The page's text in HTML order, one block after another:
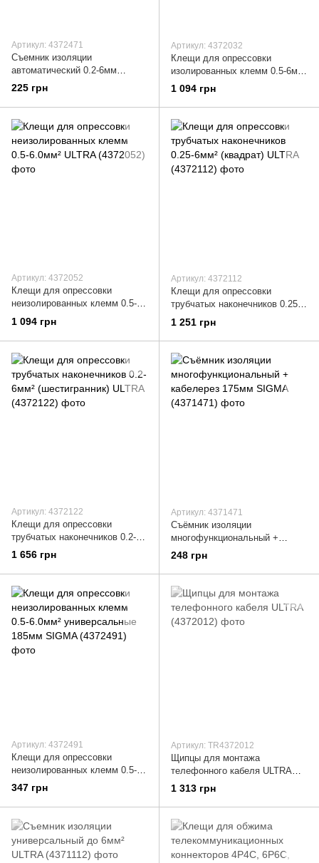
Артикул: 4372471
Съемник изоляции
автоматический 0.2-6мм
SIGMA (4372471)
225 грн
Артикул: 4372032
Клещи для опрессовки
изолированных клемм 0.5-6мм²
ULTRA (4372032)
1 094 грн
Артикул: 4372052
Клещи для опрессовки
неизолированных клемм 0.5-
6.0мм² ULTRA (4372052)
1 094 грн
Артикул: 4372112
Клещи для опрессовки
трубчатых наконечников 0.25-
6мм² (квадрат) ULTRA
(4372112)
1 251 грн
Артикул: 4372122
Клещи для опрессовки
трубчатых наконечников 0.2-
6мм² (шестигранник) ULTRA
(4372122)
1 656 грн
Артикул: 4371471
Съёмник изоляции
многофункциональный +
кабелерез 175мм SIGMA
(4371471)
248 грн
Артикул: 4372491
Клещи для опрессовки
неизолированных клемм 0.5-
6.0мм² универсальные 185мм
SIGMA (4372491)
347 грн
Артикул: TR4372012
Щипцы для монтажа
телефонного кабеля ULTRA
(4372012)
1 313 грн